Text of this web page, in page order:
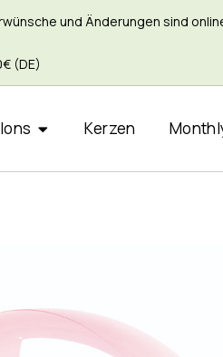
und Änderungen sind
(DE)
Kerzen